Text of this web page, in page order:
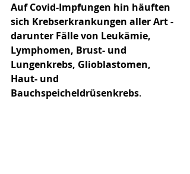
Auf Covid-Impfungen hin häuften
sich Krebserkrankungen aller Art -
darunter Fälle von Leukämie,
Lymphomen, Brust- und
Lungenkrebs, Glioblastomen,
Haut- und
Bauchspeicheldrüsenkrebs.